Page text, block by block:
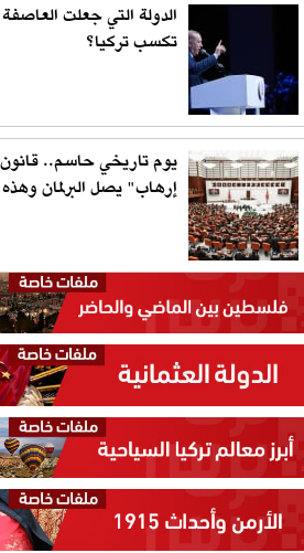
الدولة التي جعلت
تكسب تركيا؟
يوم تاريخي حاسم.. قانون
إرهاب" يصل البرلمان وهذه